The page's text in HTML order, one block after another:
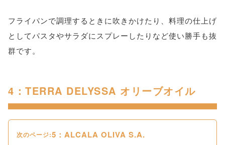
フライパンで調理するときに吹きかけたり、料理の仕上げ
としてパスタやサラダにスプレーしたりなど使い勝手も抜
群です。
4：TERRA DELYSSA オリーブオイル
次のページ:5：ALCALA OLIVA S.A.